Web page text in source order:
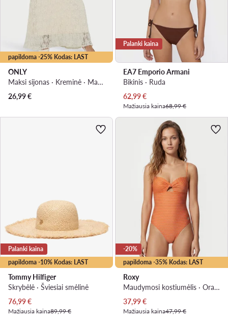
papildoma -25% Kodas: LAST
ONLY
Maksi sijonas · Kreminė · Maksi
26,99€
Palanki kaina
EA7 Emporio Armani
Bikinis · Ruda
Dabartinė kaina
62,99€
Mažiausia kaina68,99 €
papildoma -10% Kodas: LAST
Palanki kaina
Tommy Hilfiger
Skrybėlė · Šviesiai smėlinė
Dabartinė kaina
76,99€
Mažiausia kaina89,99 €
papildoma -35% Kodas: LAST
-20%
Roxy
Maudymosi kostiumėlis · Oranžinė
Dabartinė kaina
37,99€
Mažiausia kaina47,99 €